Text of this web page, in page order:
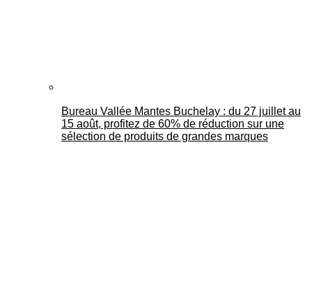
Bureau Vallée Mantes Buchelay : du 27 juillet au
15 août, profitez de 60% de réduction sur une
sélection de produits de grandes marques